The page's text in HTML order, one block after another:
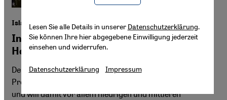
Islamisches Bankwesen in den USA
Initiative von Seattle macht Muslimen
Hoffnung
Der Stadtrat von Seattle plant die Einführung eines
Programms zur schariakonformen Darlehensvergabe
und will damit vor allem niedrigen und mittleren
Lesen Sie alle Details in unserer Datenschutzerklärung.
Sie können Ihre hier abgegebene Einwilligung jederzeit
einsehen und widerrufen.
Datenschutzerklärung Impressum